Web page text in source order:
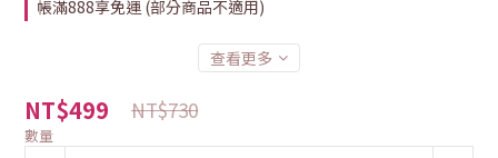
帳滿888享免運 (部分商品不適用)
查看更多
NT$499 NT$730
數量